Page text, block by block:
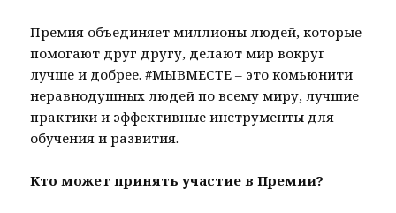
Премия объединяет миллионы людей, которые
помогают друг другу, делают мир вокруг
лучше и добрее. #МЫВМЕСТЕ – это комьюнити
неравнодушных людей по всему миру, лучшие
практики и эффективные инструменты для
обучения и развития.
Кто может принять участие в Премии?